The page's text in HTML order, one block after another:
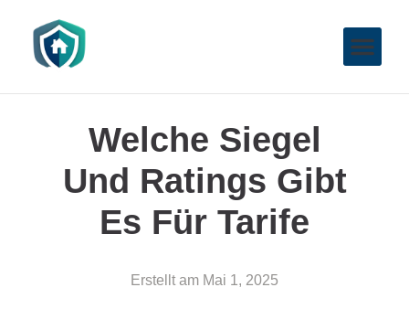
Welche Siegel
Und Ratings Gibt
Es Für Tarife
Erstellt am Mai 1, 2025